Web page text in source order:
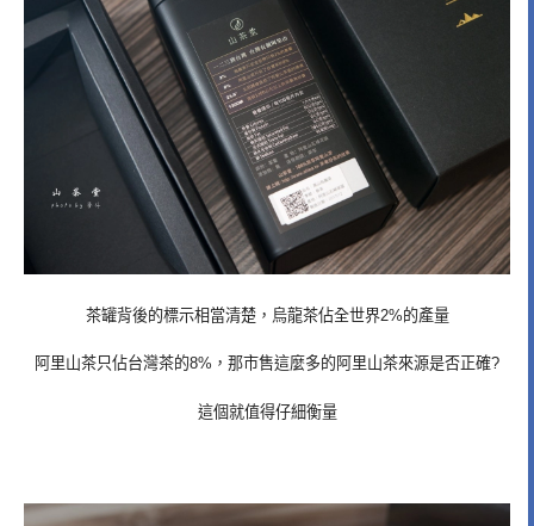
茶罐背後的標示相當清楚，烏龍茶佔全世界2%的產量
阿里山茶只佔台灣茶的8%，那市售這麼多的阿里山茶來源是否正確?
這個就值得仔細衡量